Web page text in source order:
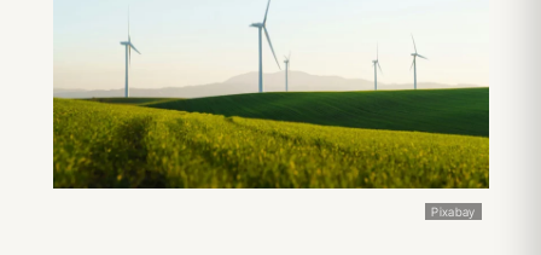
Pixabay